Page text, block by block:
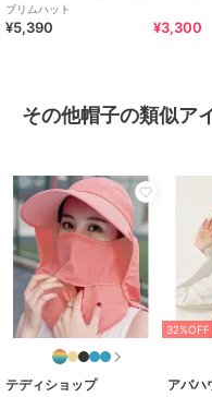
ブリムハット
¥5,390 ¥3,300
その他帽子の類似ア
テディショップ
32%OFF
アバハ